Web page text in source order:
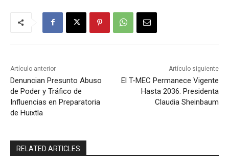
Artículo anterior
Denuncian Presunto Abuso
de Poder y Tráfico de
Influencias en Preparatoria
de Huixtla
Artículo siguiente
El T-MEC Permanece Vigente
Hasta 2036: Presidenta
Claudia Sheinbaum
RELATED ARTICLES